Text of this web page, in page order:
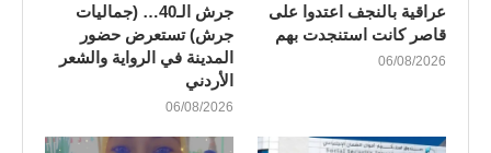
عراقية بالنجف اعتدوا على
قاصر كانت استنجدت بهم
06/08/2026
جرش الـ40… (جماليات
جرش) تستعرض حضور
المدينة في الرواية والشعر
الأردني
06/08/2026